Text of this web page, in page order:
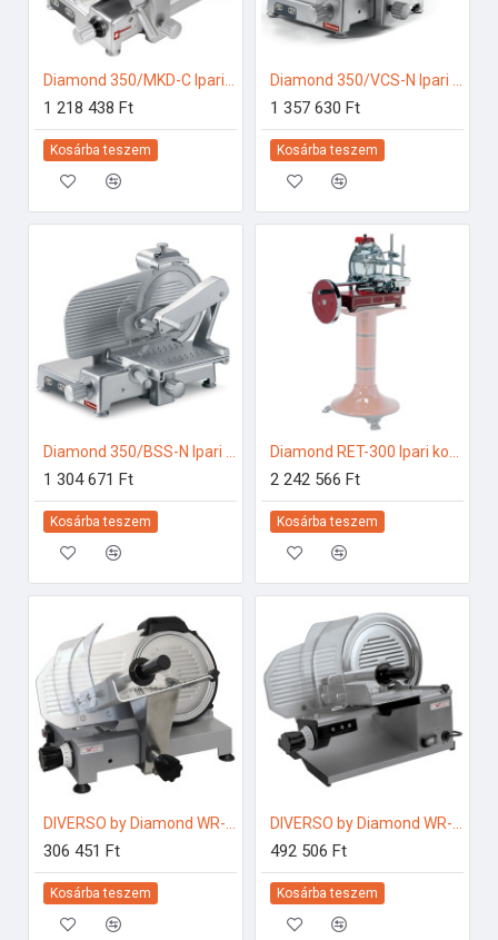
1 218 438 Ft
Kosárba teszem
1 357 630 Ft
Kosárba teszem
1 304 671 Ft
Kosárba teszem
2 242 566 Ft
Kosárba teszem
306 451 Ft
Kosárba teszem
492 506 Ft
Kosárba teszem